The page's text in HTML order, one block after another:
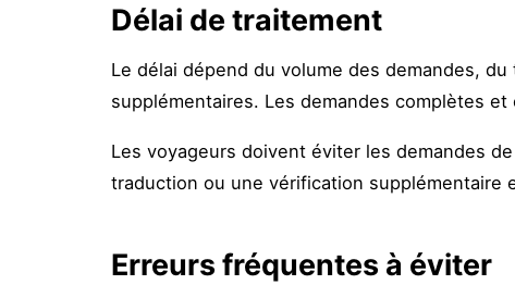
Délai de traitement
Le délai dépend du volume des demandes,
supplémentaires. Les demandes complètes
Les voyageurs doivent éviter les demandes
traduction ou une vérification supplémentaire
Erreurs fréquentes à éviter